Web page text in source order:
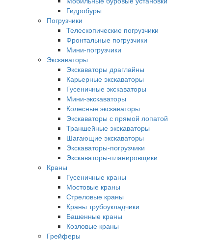
Гидробуры
Погрузчики
Телескопические погрузчики
Фронтальные погрузчики
Мини-погрузчики
Экскаваторы
Экскаваторы драглайны
Карьерные экскаваторы
Гусеничные экскаваторы
Мини-экскаваторы
Колесные экскаваторы
Экскаваторы с прямой лопатой
Траншейные экскаваторы
Шагающие экскаваторы
Экскаваторы-погрузчики
Экскаваторы-планировщики
Краны
Гусеничные краны
Мостовые краны
Стреловые краны
Краны трубоукладчики
Башенные краны
Козловые краны
Грейферы